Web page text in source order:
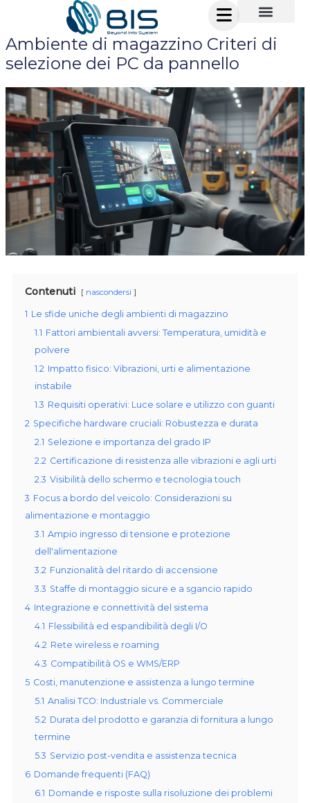
contenuto
Ambiente di magazzino Criteri di
selezione dei PC da pannello
Contenuti nascondersi
1 Le sfide uniche degli ambienti di magazzino
1.1 Fattori ambientali avversi: Temperatura, umidità e
polvere
1.2 Impatto fisico: Vibrazioni, urti e alimentazione
instabile
1.3 Requisiti operativi: Luce solare e utilizzo con guanti
2 Specifiche hardware cruciali: Robustezza e durata
2.1 Selezione e importanza del grado IP
2.2 Certificazione di resistenza alle vibrazioni e agli urti
2.3 Visibilità dello schermo e tecnologia touch
3 Focus a bordo del veicolo: Considerazioni su
alimentazione e montaggio
3.1 Ampio ingresso di tensione e protezione
dell'alimentazione
3.2 Funzionalità del ritardo di accensione
3.3 Staffe di montaggio sicure e a sgancio rapido
4 Integrazione e connettività del sistema
4.1 Flessibilità ed espandibilità degli I/O
4.2 Rete wireless e roaming
4.3 Compatibilità OS e WMS/ERP
5 Costi, manutenzione e assistenza a lungo termine
5.1 Analisi TCO: Industriale vs. Commerciale
5.2 Durata del prodotto e garanzia di fornitura a lungo
termine
5.3 Servizio post-vendita e assistenza tecnica
6 Domande frequenti (FAQ)
6.1 Domande e risposte sulla risoluzione dei problemi